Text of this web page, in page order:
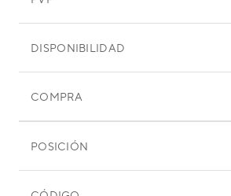
DISPONIBILIDAD
COMPRA
POSICIÓN